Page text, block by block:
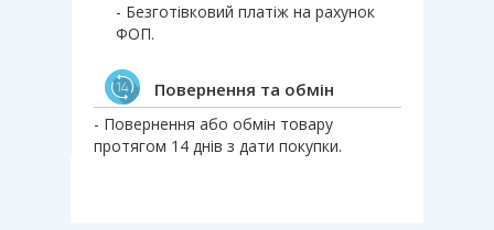
- Безготівковий платіж на рахунок
ФОП.
Повернення та обмін
- Повернення або обмін товару
протягом 14 днів з дати покупки.